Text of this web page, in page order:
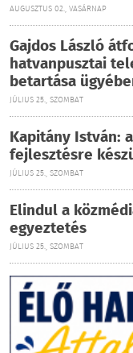
AUGUSZTUS 02., VASÁRNAP
Gajdos László
hatvanpusztai
betartása
JÚLIUS 25., SZOMBAT
Kapitány István:
fejlesztésre
JÚLIUS 25., SZOMBAT
Elindul a
egyeztetés
JÚLIUS 25., SZOMBAT